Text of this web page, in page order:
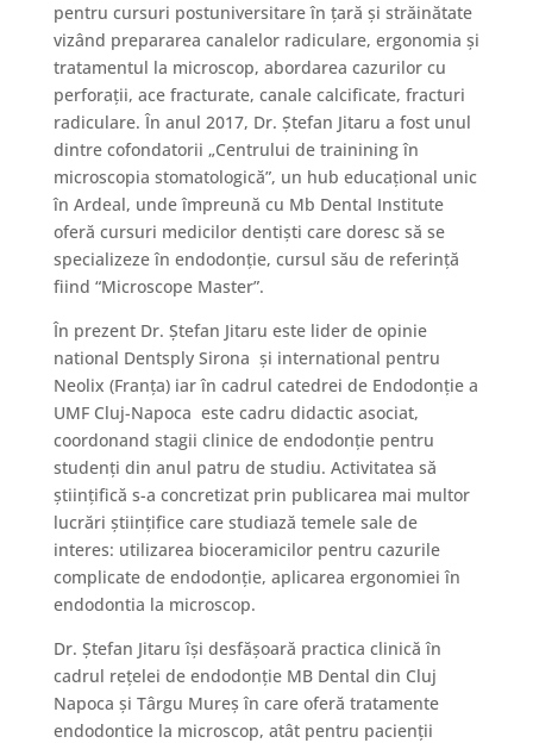
pentru cursuri postuniversitare în țară și străinătate
vizând prepararea canalelor radiculare, ergonomia şi
tratamentul la microscop, abordarea cazurilor cu
perforaţii, ace fracturate, canale calcificate, fracturi
radiculare. În anul 2017, Dr. Ștefan Jitaru a fost unul
dintre cofondatorii „Centrului de trainining în
microscopia stomatologică”, un hub educațional unic
în Ardeal, unde împreună cu Mb Dental Institute
oferă cursuri medicilor dentiști care doresc să se
specializeze în endodonție, cursul său de referință
fiind “Microscope Master”.
În prezent Dr. Ștefan Jitaru este lider de opinie
national Dentsply Sirona și international pentru
Neolix (Franța) iar în cadrul catedrei de Endodonţie a
UMF Cluj-Napoca este cadru didactic asociat,
coordonand stagii clinice de endodonție pentru
studenți din anul patru de studiu. Activitatea să
științifică s-a concretizat prin publicarea mai multor
lucrări științifice care studiază temele sale de
interes: utilizarea bioceramicilor pentru cazurile
complicate de endodonție, aplicarea ergonomiei în
endodontia la microscop.
Dr. Ştefan Jitaru își desfășoară practica clinică în
cadrul rețelei de endodonție MB Dental din Cluj
Napoca și Târgu Mureș în care oferă tratamente
endodontice la microscop, atât pentru pacienţii